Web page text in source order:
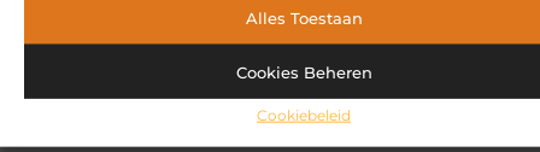
Alles Toestaan
Cookies Beheren
Cookiebeleid